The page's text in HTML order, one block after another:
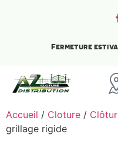
Fermeture
Accueil / Cloture /
grillage rigide